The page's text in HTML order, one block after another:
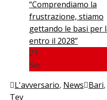
23
Set
L'avversario, News Bari,
Tey